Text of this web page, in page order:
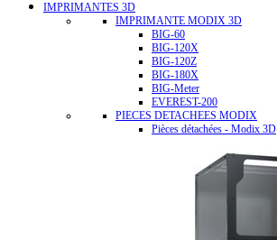
IMPRIMANTES 3D
IMPRIMANTE MODIX 3D
BIG-60
BIG-120X
BIG-120Z
BIG-180X
BIG-Meter
EVEREST-200
PIECES DETACHEES MODIX
Pièces détachées - Modix 3D